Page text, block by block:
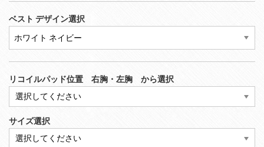
ベスト デザイン選択
リコイルパッド位置 右胸・左胸 から選択
サイズ選択